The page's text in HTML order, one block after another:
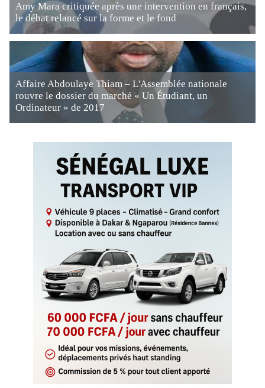
Amy Mara critiquée après une intervention en français,
le débat relancé sur la forme et le fond
Affaire Abdoulaye Thiam – L'Assemblée nationale
rouvre le dossier du marché « Un Étudiant, un
Ordinateur » de 2017